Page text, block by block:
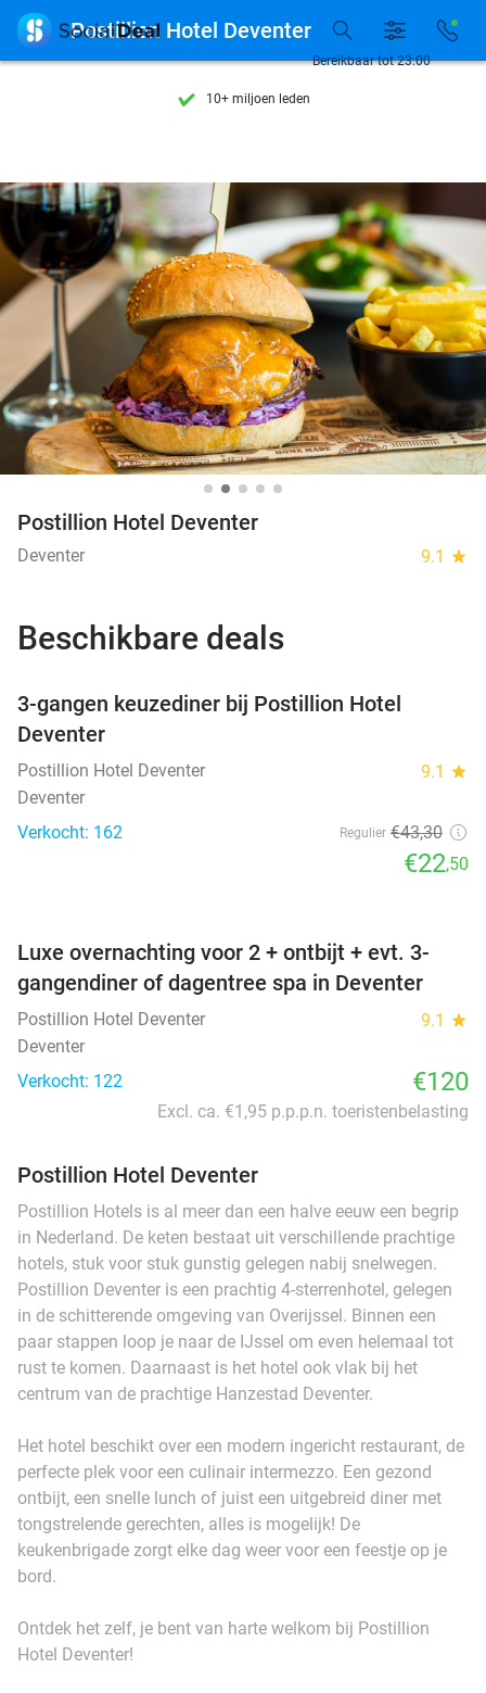
7 dagen per week beschikbaar
10+ miljoen leden
7 dagen per week beschikbaar
10+ miljoen leden
Bereikbaar tot 23:00
 Postillion Hotel Deventer
Postillion Hotel Deventer
Deventer 9.1 star
Beschikbare deals
3-gangen keuzediner bij Postillion Hotel
Deventer
Postillion Hotel Deventer 9.1 star
Deventer
Verkocht: 162
Regulier €43,30
€22,50
Luxe overnachting voor 2 + ontbijt + evt. 3-
gangendiner of dagentree spa in Deventer
Postillion Hotel Deventer 9.1 star
Deventer
Verkocht: 122
€120
Excl. ca. €1,95 p.p.p.n. toeristenbelasting
Postillion Hotel Deventer
Postillion Hotels is al meer dan een halve eeuw een begrip
in Nederland. De keten bestaat uit verschillende prachtige
hotels, stuk voor stuk gunstig gelegen nabij snelwegen.
Postillion Deventer is een prachtig 4-sterrenhotel, gelegen
in de schitterende omgeving van Overijssel. Binnen een
paar stappen loop je naar de IJssel om even helemaal tot
rust te komen. Daarnaast is het hotel ook vlak bij het
centrum van de prachtige Hanzestad Deventer.
Het hotel beschikt over een modern ingericht restaurant, de
perfecte plek voor een culinair intermezzo. Een gezond
ontbijt, een snelle lunch of juist een uitgebreid diner met
tongstrelende gerechten, alles is mogelijk! De
keukenbrigade zorgt elke dag weer voor een feestje op je
bord.
Ontdek het zelf, je bent van harte welkom bij Postillion
Hotel Deventer!